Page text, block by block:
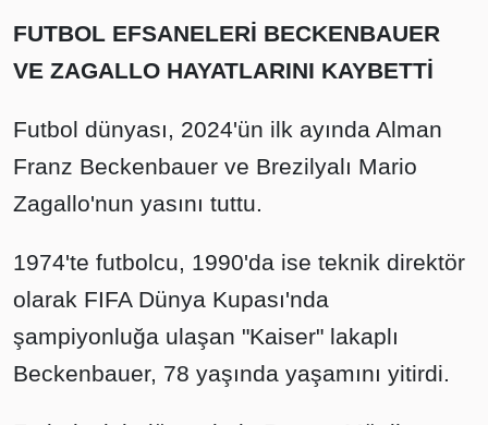
FUTBOL EFSANELERİ BECKENBAUER
VE ZAGALLO HAYATLARINI KAYBETTİ
Futbol dünyası, 2024'ün ilk ayında Alman
Franz Beckenbauer ve Brezilyalı Mario
Zagallo'nun yasını tuttu.
1974'te futbolcu, 1990'da ise teknik direktör
olarak FIFA Dünya Kupası'nda
şampiyonluğa ulaşan "Kaiser" lakaplı
Beckenbauer, 78 yaşında yaşamını yitirdi.